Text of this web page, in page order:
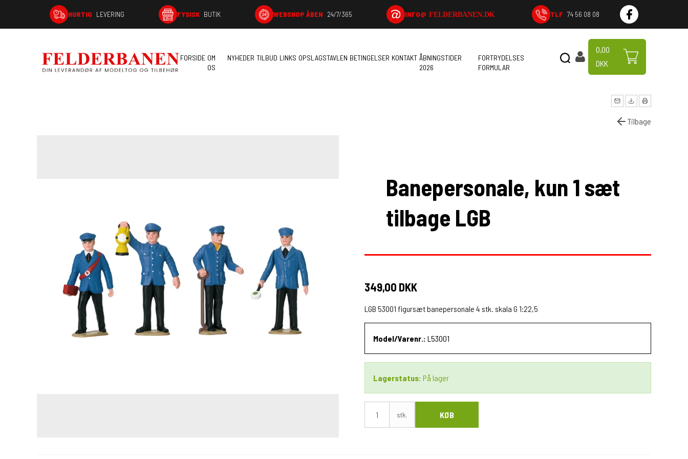
HURTIG LEVERING FYSISK BUTIK WEBSHOP ÅBEN 24/7/365 INFO@ FELDERBANEN.DK TLF 74 56 08 08
FORSIDE OM
OS
NYHEDER TILBUD LINKS OPSLAGSTAVLEN BETINGELSER KONTAKT ÅBNINGSTIDER
2026
FORTRYDELSES
FORMULAR
0,00
DKK
Tilbage
Banepersonale, kun 1 sæt
tilbage LGB
349,00 DKK
LGB 53001 figursæt banepersonale 4 stk. skala G 1:22,5
Model/Varenr.: L53001
Lagerstatus: På lager
stk. KØB